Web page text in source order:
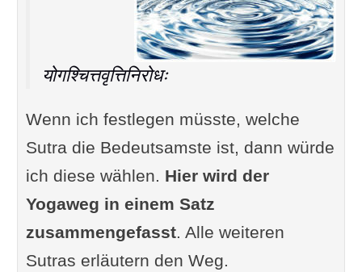
योगश्चित्तवृत्तिनिरोधः
Wenn ich festlegen müsste, welche
Sutra die Bedeutsamste ist, dann würde
ich diese wählen. Hier wird der
Yogaweg in einem Satz
zusammengefasst. Alle weiteren
Sutras erläutern den Weg.